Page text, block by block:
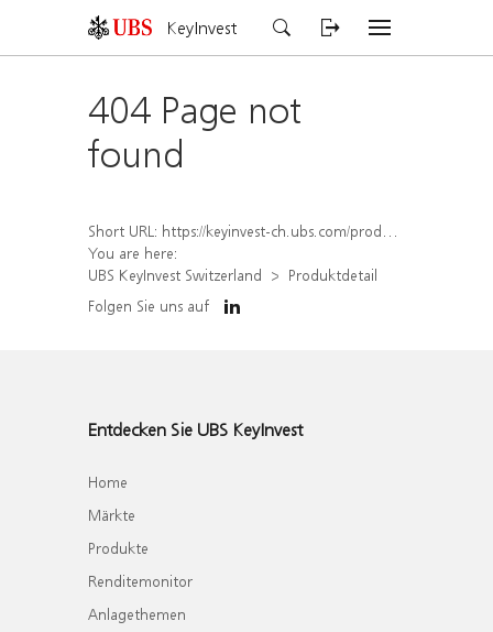
KeyInvest
404 Page not
found
Short URL: https://keyinvest-ch.ubs.com/produkt/detail/index/isin/CH1577813970
You are here:
UBS KeyInvest Switzerland
Produktdetail
Folgen Sie uns auf
Entdecken Sie UBS KeyInvest
Home
Märkte
Produkte
Renditemonitor
Anlagethemen